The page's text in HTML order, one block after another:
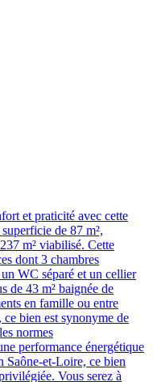
et praticité avec cette
de 87 m²,
m² viabilisé. Cette
dont 3 chambres
WC séparé et un cellier
de 43 m² baignée de
en famille ou entre
ce bien est synonyme de
normes
performance énergétique
Saône-et-Loire, ce bien
Vous serez à